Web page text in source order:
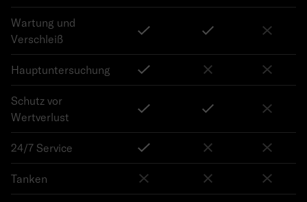
Wartung und
Verschleiß
Hauptuntersuchung
Schutz vor
Wertverlust
24/7 Service
Tanken